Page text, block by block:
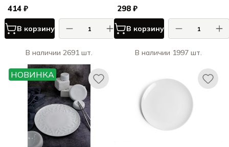
414 ₽
В корзину
В наличии 2691 шт.
298 ₽
В корзину
В наличии 1997 шт.
НОВИНКА